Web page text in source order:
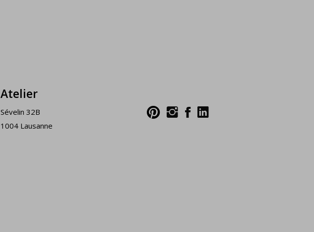
Atelier
Sévelin 32B
1004 Lausanne